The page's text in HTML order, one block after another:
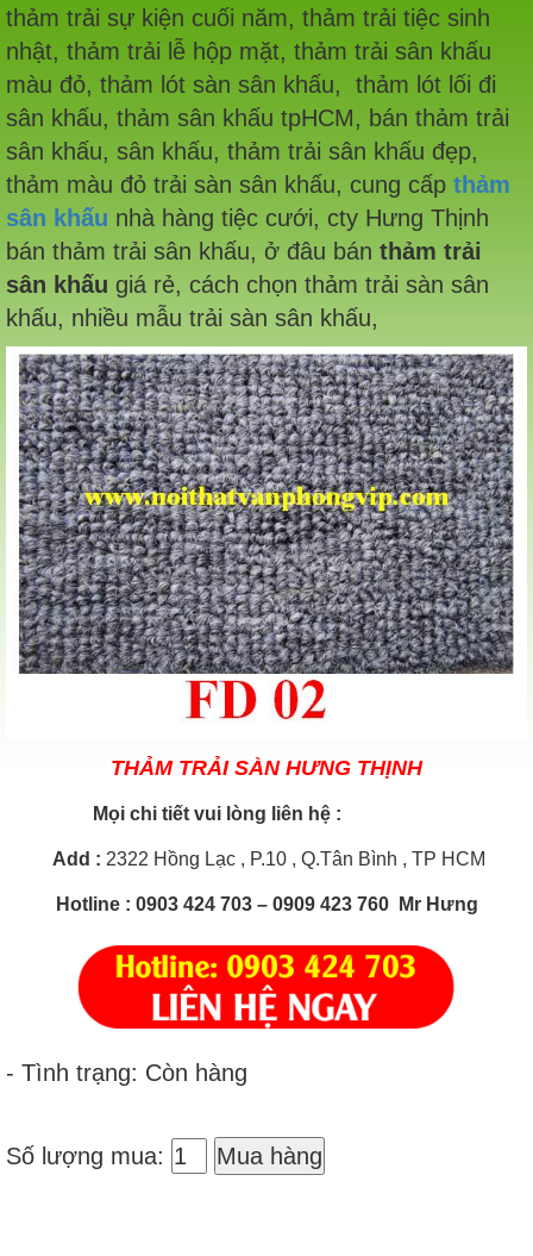
thảm trải sự kiện cuối năm, thảm trải tiệc sinh
nhật, thảm trải lễ hộp mặt, thảm trải sân khấu
màu đỏ, thảm lót sàn sân khấu, thảm lót lối đi
sân khấu, thảm sân khấu tpHCM, bán thảm trải
sân khấu, sân khấu, thảm trải sân khấu đẹp,
thảm màu đỏ trải sàn sân khấu, cung cấp thảm
sân khấu nhà hàng tiệc cưới, cty Hưng Thịnh
bán thảm trải sân khấu, ở đâu bán thảm trải
sân khấu giá rẻ, cách chọn thảm trải sàn sân
khấu, nhiều mẫu trải sàn sân khấu,
THẢM TRẢI SÀN HƯNG THỊNH
Mọi chi tiết vui lòng liên hệ :
Add : 2322 Hồng Lạc , P.10 , Q.Tân Bình , TP HCM
Hotline: 0903 424 703 – 0909 423 760 Mr Hưng
- Tình trạng: Còn hàng
Số lượng mua: Mua hàng